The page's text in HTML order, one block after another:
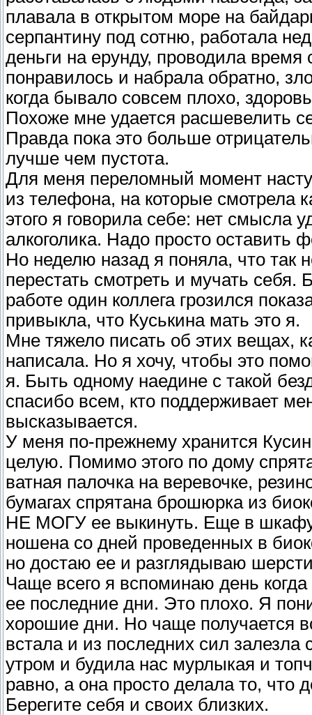
плавала в открытом море на
серпантину под сотню, работала
деньги на ерунду, проводила
понравилось и набрала обратно,
когда бывало совсем плохо,
Похоже мне удается расшевелить
Правда пока это больше
лучше чем пустота.
Для меня переломный момент
из телефона, на которые смотрела
этого я говорила себе: нет смысла
алкоголика. Надо просто оставить
Но неделю назад я поняла, что так
перестать смотреть и мучать
работе один коллега грозился
привыкла, что Куськина мать это я.
Мне тяжело писать об этих вещах,
написала. Но я хочу, чтобы это
я. Быть одному наедине с такой
спасибо всем, кто поддерживает
высказывается.
У меня по-прежнему хранится
целую. Помимо этого по дому
ватная палочка на веревочке,
бумагах спрятана брошюрка из
НЕ МОГУ ее выкинуть. Еще в шкафу
ношена со дней проведенных в
но достаю ее и разглядываю
Чаще всего я вспоминаю день
ее последние дни. Это плохо. Я
хорошие дни. Но чаще получается
встала и из последних сил
утром и будила нас мурлыкая и
равно, а она просто делала то, что
Берегите себя и своих близких.